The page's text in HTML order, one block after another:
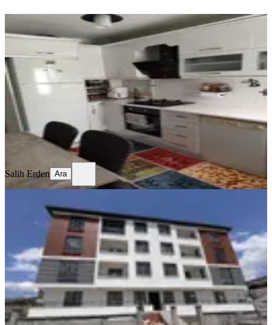
YENİ
Temiz Bakımlı Daire
Merkez, Mimar Sinan Mahallesi
·130 m² Kot 1·06.08.2026
17.750 ₺
Salih Erden
Salih Erden Ara
Remax Dem'den Cumhuriyet Mah.
2+1 Kiralık Daire
Merkez, Başbağlar Mahallesi
2+1·90 m²·1. Kat 04.08.2026
19.500 ₺
REMAX DEMBurak Yıldız